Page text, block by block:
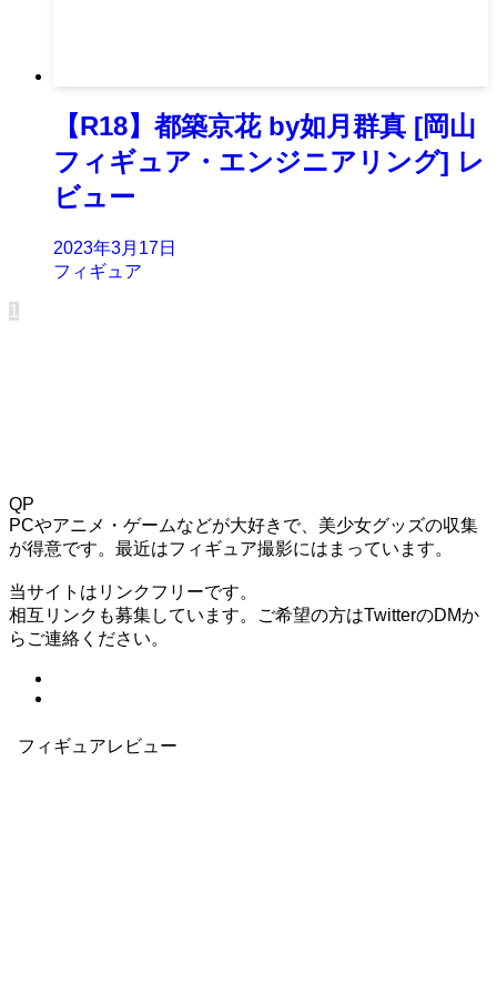
【R18】都築京花 by如月群真 [岡山
フィギュア・エンジニアリング] レ
ビュー
2023年3月17日
フィギュア
1
QP
PCやアニメ・ゲームなどが大好きで、美少女グッズの収集
が得意です。最近はフィギュア撮影にはまっています。
当サイトはリンクフリーです。
相互リンクも募集しています。ご希望の方はTwitterのDMか
らご連絡ください。
フィギュアレビュー